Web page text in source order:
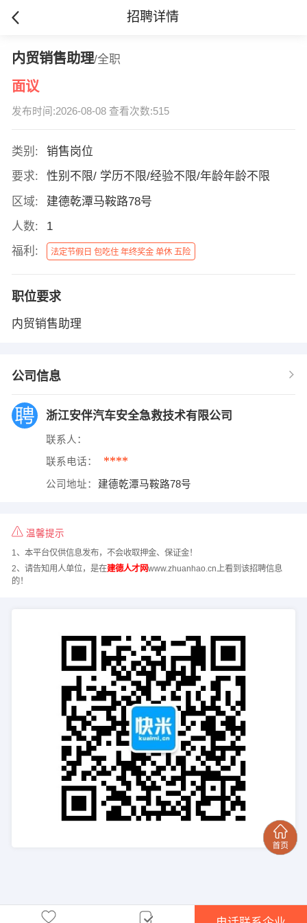
招聘详情
内贸销售助理/全职
面议
发布时间:2026-08-08 查看次数:515
类别:
销售岗位
要求:
性别不限/ 学历不限/经验不限/年龄年龄不限
区域:
建德乾潭马鞍路78号
人数:
1
福利:
法定节假日 包吃住 年终奖金 单休 五险
职位要求
内贸销售助理
公司信息
浙江安伴汽车安全急救技术有限公司
联系人：
联系电话： ****
公司地址： 建德乾潭马鞍路78号
温馨提示
1、本平台仅供信息发布，不会收取押金、保证金！
2、请告知用人单位，是在建德人才网www.zhuanhao.cn上看到该招聘信息
的！